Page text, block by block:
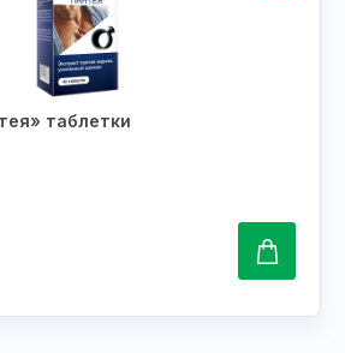
таблетки